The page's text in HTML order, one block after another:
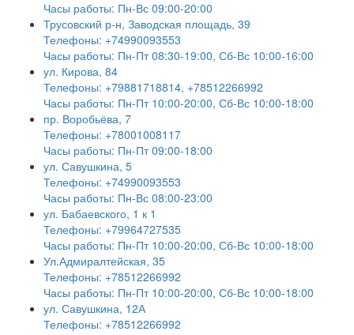
Часы работы: Пн-Вс 09:00-20:00
Трусовский р-н, Заводская площадь, 39
Телефоны: +74990093553
Часы работы: Пн-Пт 08:30-19:00, Сб-Вс 10:00-16:00
ул. Кирова, 84
Телефоны: +79881718814, +78512266992
Часы работы: Пн-Пт 10:00-20:00, Сб-Вс 10:00-18:00
пр. Воробьёва, 7
Телефоны: +78001008117
Часы работы: Пн-Пт 09:00-18:00
ул. Савушкина, 5
Телефоны: +74990093553
Часы работы: Пн-Вс 08:00-23:00
ул. Бабаевского, 1 к 1
Телефоны: +79964727535
Часы работы: Пн-Пт 10:00-20:00, Сб-Вс 10:00-18:00
Ул.Адмиралтейская, 35
Телефоны: +78512266992
Часы работы: Пн-Пт 10:00-20:00, Сб-Вс 10:00-18:00
ул. Савушкина, 12А
Телефоны: +78512266992